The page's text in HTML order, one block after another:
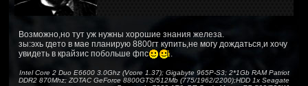
Возможно,но тут уж нужны хорошие знания железа.
зы:эхь гдето в мае планирую 8800гт купить,не могу дождаться,и хочу
увидеть в крайзис побольше фпс
.
Intel Core 2 Duo E6600 3.0Ghz (Vcore 1.37); Gigabyte 965P-S3; 2*1Gb RAM Patriot
DDR2 870Mhz; ZOTAC GeForce 8800GTS/512Mb (775/1962/2200);HDD 1x Seagate